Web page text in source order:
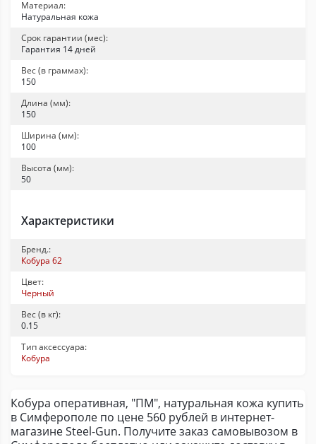
Материал:
Натуральная кожа
Срок гарантии (мес):
Гарантия 14 дней
Вес (в граммах):
150
Длина (мм):
150
Ширина (мм):
100
Высота (мм):
50
Характеристики
Бренд.:
Кобура 62
Цвет:
Черный
Вес (в кг):
0.15
Тип аксессуара:
Кобура
Кобура оперативная, "ПМ", натуральная кожа купить
в Симферополе по цене 560 рублей в интернет-
магазине Steel-Gun. Получите заказ самовывозом в